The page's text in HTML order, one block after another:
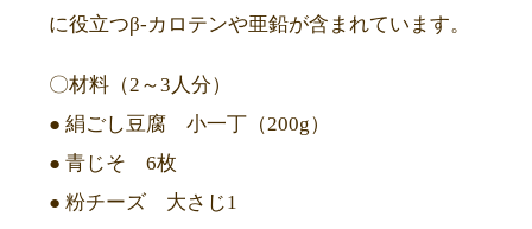
に役立つβ-カロテンや亜鉛が含まれています。
〇材料（2～3人分）
● 絹ごし豆腐 小一丁（200g）
● 青じそ 6枚
● 粉チーズ 大さじ1